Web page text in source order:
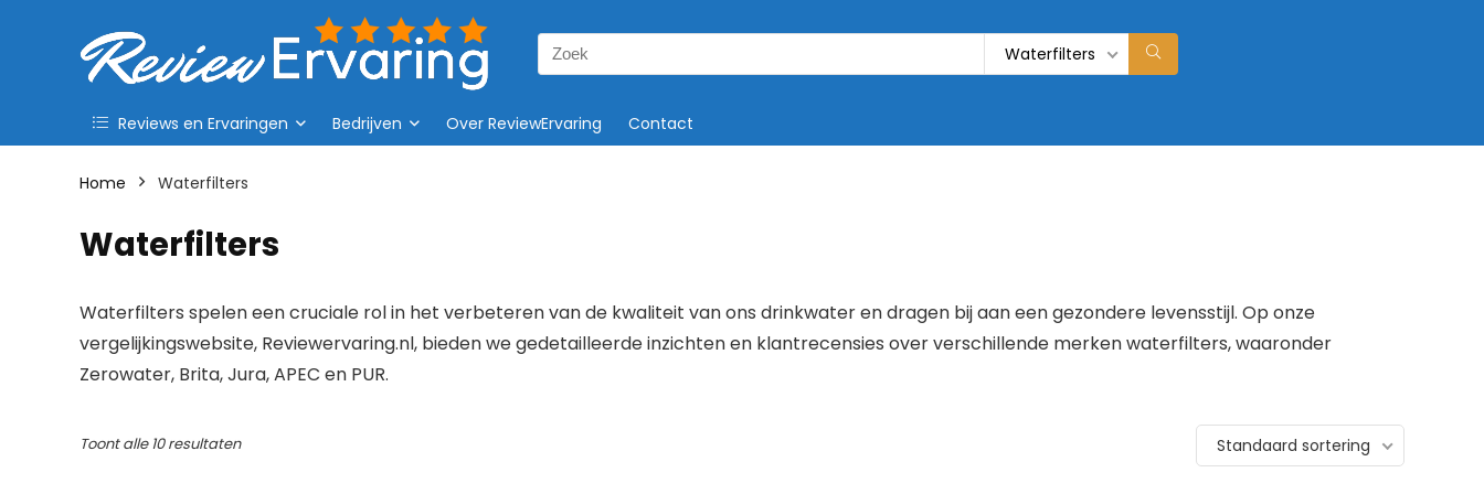
Search
for:
Waterfilters
Reviews en Ervaringen Bedrijven Over ReviewErvaring Contact
Home Waterfilters
Waterfilters
Waterfilters spelen een cruciale rol in het verbeteren van de kwaliteit van ons drinkwater en dragen bij aan een gezondere levensstijl. Op onze
vergelijkingswebsite, Reviewervaring.nl, bieden we gedetailleerde inzichten en klantrecensies over verschillende merken waterfilters, waaronder
Zerowater, Brita, Jura, APEC en PUR.
Toont alle 10 resultaten Standaard sortering